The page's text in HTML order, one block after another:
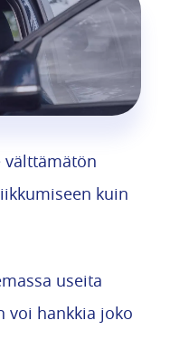
välttämätön
kuin
useita
voi hankkia joko